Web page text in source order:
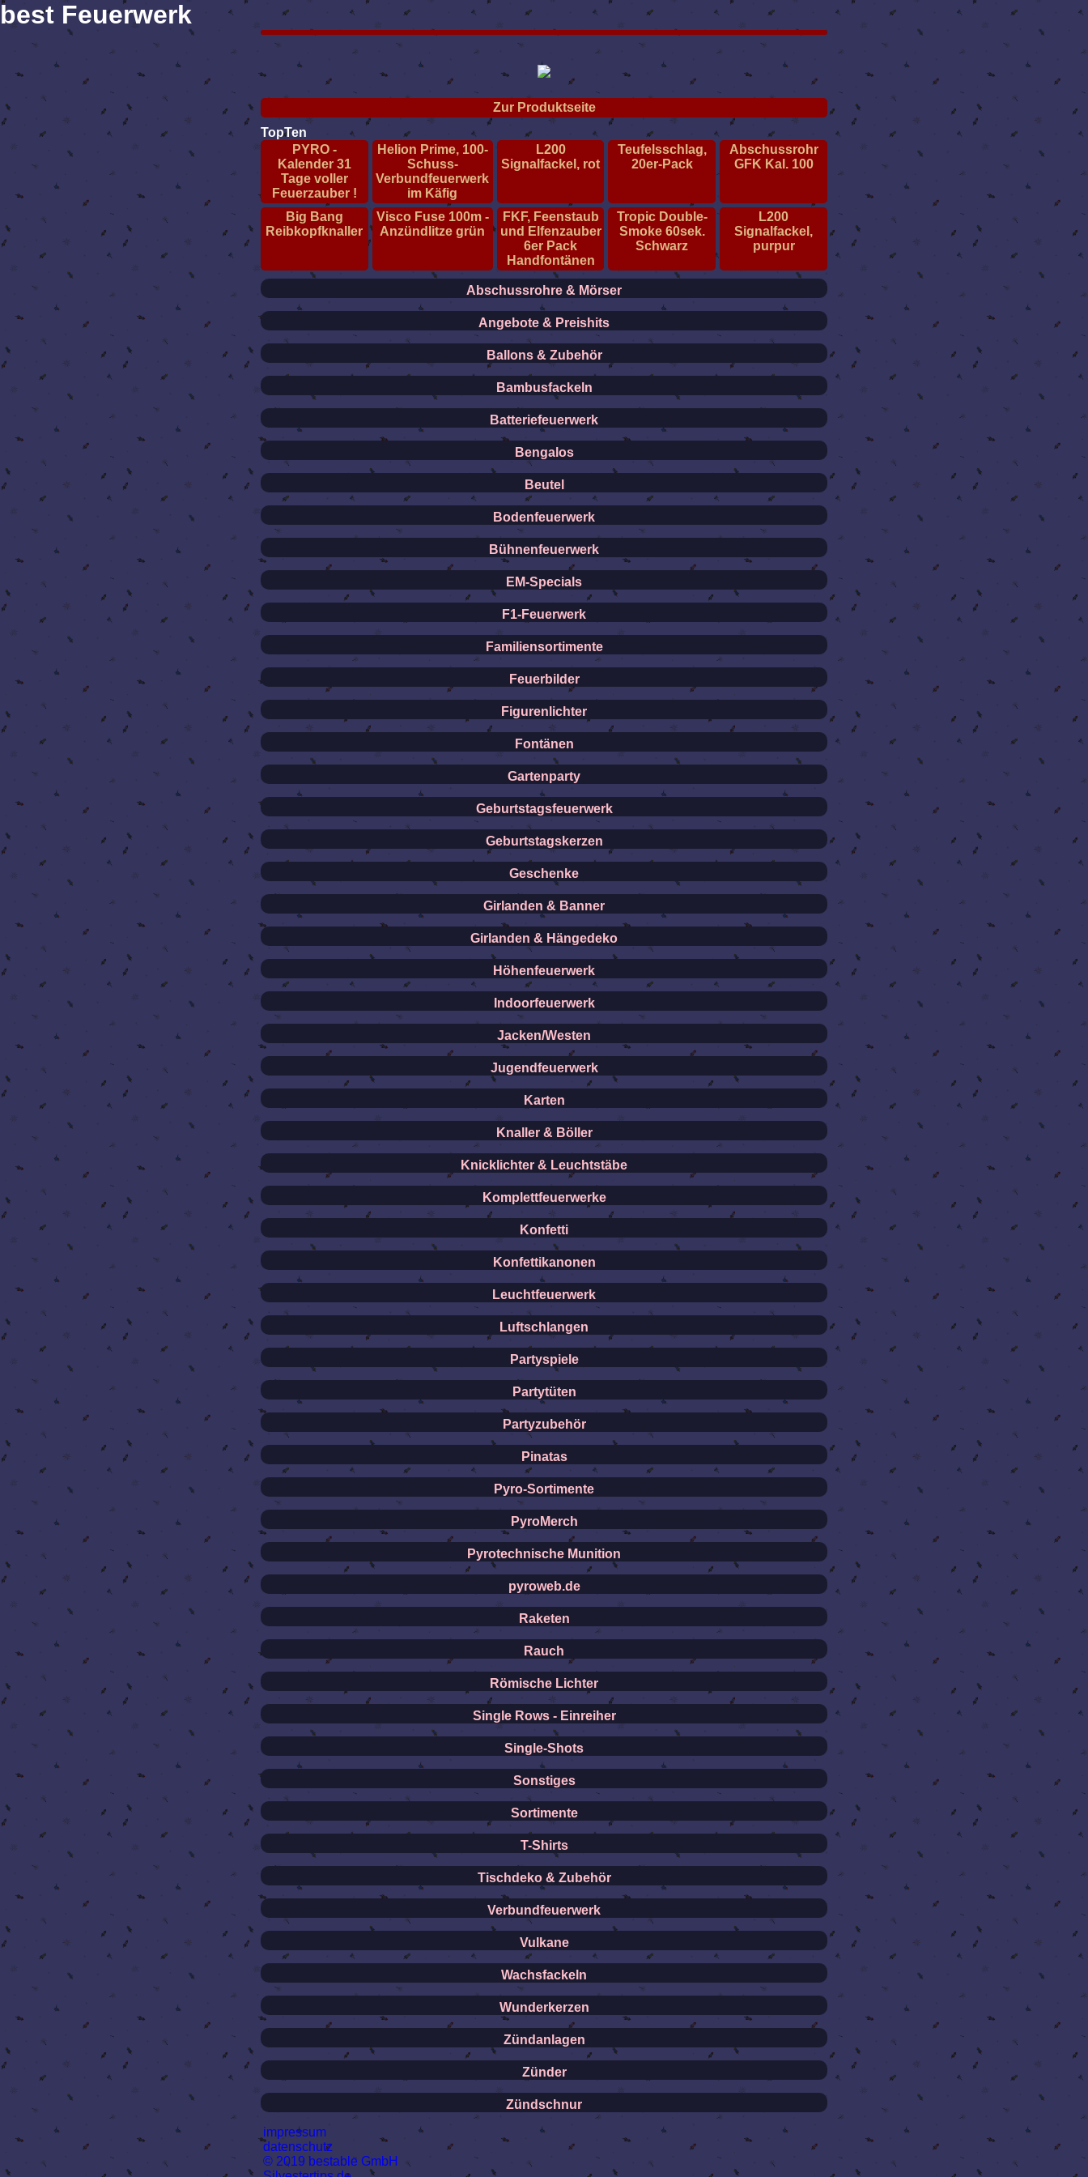
best Feuerwerk
Zur Produktseite
TopTen
PYRO -
Kalender 31
Tage voller
Feuerzauber !
Helion Prime, 100-
Schuss-
Verbundfeuerwerk
im Käfig
L200
Signalfackel, rot
Teufelsschlag,
20er-Pack
Abschussrohr
GFK Kal. 100
Big Bang
Reibkopfknaller
Visco Fuse 100m -
Anzündlitze grün
FKF, Feenstaub
und Elfenzauber
6er Pack
Handfontänen
Tropic Double-
Smoke 60sek.
Schwarz
L200
Signalfackel,
purpur
Abschussrohre & Mörser
Angebote & Preishits
Ballons & Zubehör
Bambusfackeln
Batteriefeuerwerk
Bengalos
Beutel
Bodenfeuerwerk
Bühnenfeuerwerk
EM-Specials
F1-Feuerwerk
Familiensortimente
Feuerbilder
Figurenlichter
Fontänen
Gartenparty
Geburtstagsfeuerwerk
Geburtstagskerzen
Geschenke
Girlanden & Banner
Girlanden & Hängedeko
Höhenfeuerwerk
Indoorfeuerwerk
Jacken/Westen
Jugendfeuerwerk
Karten
Knaller & Böller
Knicklichter & Leuchtstäbe
Komplettfeuerwerke
Konfetti
Konfettikanonen
Leuchtfeuerwerk
Luftschlangen
Partyspiele
Partytüten
Partyzubehör
Pinatas
Pyro-Sortimente
PyroMerch
Pyrotechnische Munition
pyroweb.de
Raketen
Rauch
Römische Lichter
Single Rows - Einreiher
Single-Shots
Sonstiges
Sortimente
T-Shirts
Tischdeko & Zubehör
Verbundfeuerwerk
Vulkane
Wachsfackeln
Wunderkerzen
Zündanlagen
Zünder
Zündschnur
impressum
datenschutz
© 2019 bestable GmbH